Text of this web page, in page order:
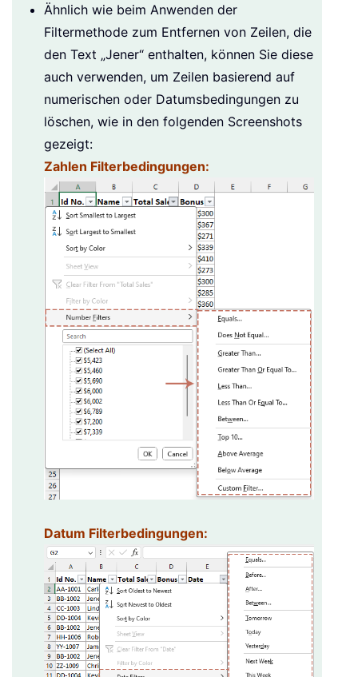
Ähnlich wie beim Anwenden der
Filtermethode zum Entfernen von Zeilen, die
den Text „Jener“ enthalten, können Sie diese
auch verwenden, um Zeilen basierend auf
numerischen oder Datumsbedingungen zu
löschen, wie in den folgenden Screenshots
gezeigt:
Zahlen Filterbedingungen:
Datum Filterbedingungen: